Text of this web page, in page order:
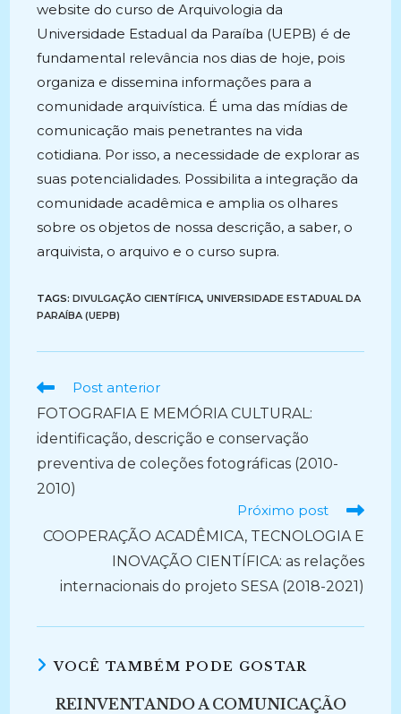
website do curso de Arquivologia da
Universidade Estadual da Paraíba (UEPB) é de
fundamental relevância nos dias de hoje, pois
organiza e dissemina informações para a
comunidade arquivística. É uma das mídias de
comunicação mais penetrantes na vida
cotidiana. Por isso, a necessidade de explorar as
suas potencialidades. Possibilita a integração da
comunidade acadêmica e amplia os olhares
sobre os objetos de nossa descrição, a saber, o
arquivista, o arquivo e o curso supra.
TAGS:DIVULGAÇÃO CIENTÍFICA, UNIVERSIDADE ESTADUAL DA
PARAÍBA (UEPB)
Ler
artigos
Post anterior
FOTOGRAFIA E MEMÓRIA CULTURAL:
identificação, descrição e conservação
preventiva de coleções fotográficas (2010-
2010)
Próximo post
COOPERAÇÃO ACADÊMICA, TECNOLOGIA E
INOVAÇÃO CIENTÍFICA: as relações
internacionais do projeto SESA (2018-2021)
VOCÊ TAMBÉM PODE GOSTAR
REINVENTANDO A COMUNICAÇÃO